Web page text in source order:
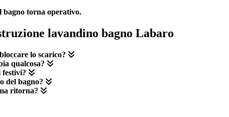
bagno torna operativo.
lavandino bagno Labaro
lo scarico?
qualcosa?
festivi?
del bagno?
ritorna?